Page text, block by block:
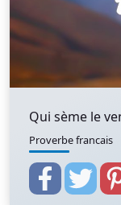
Qui sème le
Proverbe francais